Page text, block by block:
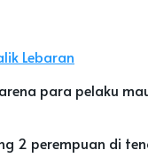
Lebaran
para pelaku
2 perempuan di